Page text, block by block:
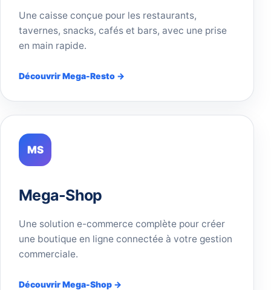
Une caisse conçue pour les restaurants,
tavernes, snacks, cafés et bars, avec une prise
en main rapide.
Découvrir Mega-Resto →
MS
Mega-Shop
Une solution e-commerce complète pour créer
une boutique en ligne connectée à votre gestion
commerciale.
Découvrir Mega-Shop →